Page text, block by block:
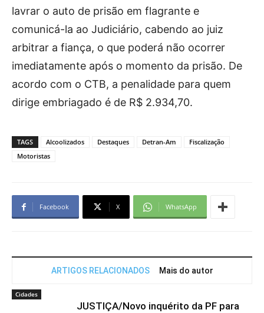
lavrar o auto de prisão em flagrante e
comunicá-la ao Judiciário, cabendo ao juiz
arbitrar a fiança, o que poderá não ocorrer
imediatamente após o momento da prisão. De
acordo com o CTB, a penalidade para quem
dirige embriagado é de R$ 2.934,70.
TAGS Alcoolizados Destaques Detran-Am
Fiscalização
Motoristas
Facebook X WhatsApp
ARTIGOS RELACIONADOS Mais do autor
Cidades
JUSTIÇA/Novo inquérito da PF para